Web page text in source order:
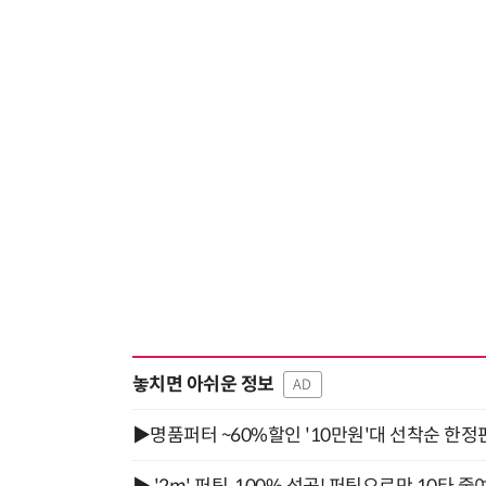
놓치면 아쉬운 정보 AD
▶명품퍼터 ~60%할인 '10만원'대 선착순 한정